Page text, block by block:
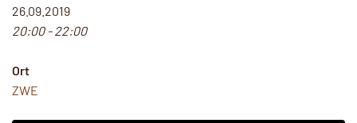
26.09.2019
20:00 - 22:00
Ort
ZWE